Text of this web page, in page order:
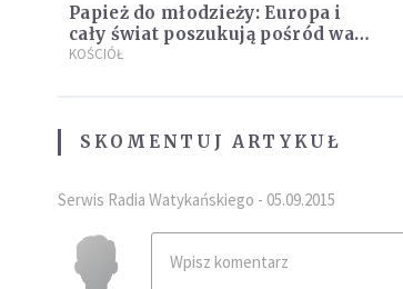
Papież do młodzieży: Europa i
cały świat poszukują pośród was
nowych świętych
KOŚCIÓŁ
SKOMENTUJ ARTYKUŁ
Serwis Radia Watykańskiego - 05.09.2015